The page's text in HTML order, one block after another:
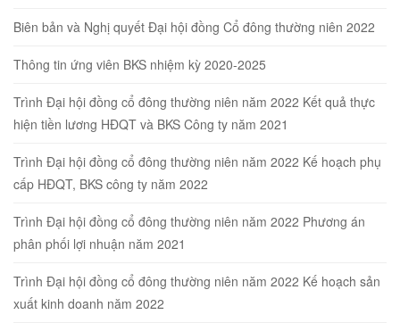
Biên bản và Nghị quyết Đại hội đồng Cổ đông thường niên 2022
Thông tin ứng viên BKS nhiệm kỳ 2020-2025
Trình Đại hội đồng cổ đông thường niên năm 2022 Kết quả thực
hiện tiền lương HĐQT và BKS Công ty năm 2021
Trình Đại hội đồng cổ đông thường niên năm 2022 Kế hoạch phụ
cấp HĐQT, BKS công ty năm 2022
Trình Đại hội đồng cổ đông thường niên năm 2022 Phương án
phân phối lợi nhuận năm 2021
Trình Đại hội đồng cổ đông thường niên năm 2022 Kế hoạch sản
xuất kinh doanh năm 2022